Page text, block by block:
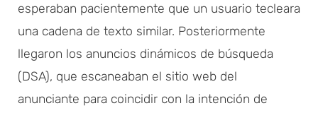
esperaban pacientemente que un usuario tecleara
una cadena de texto similar. Posteriormente
llegaron los anuncios dinámicos de búsqueda
(DSA), que escaneaban el sitio web del
anunciante para coincidir con la intención de